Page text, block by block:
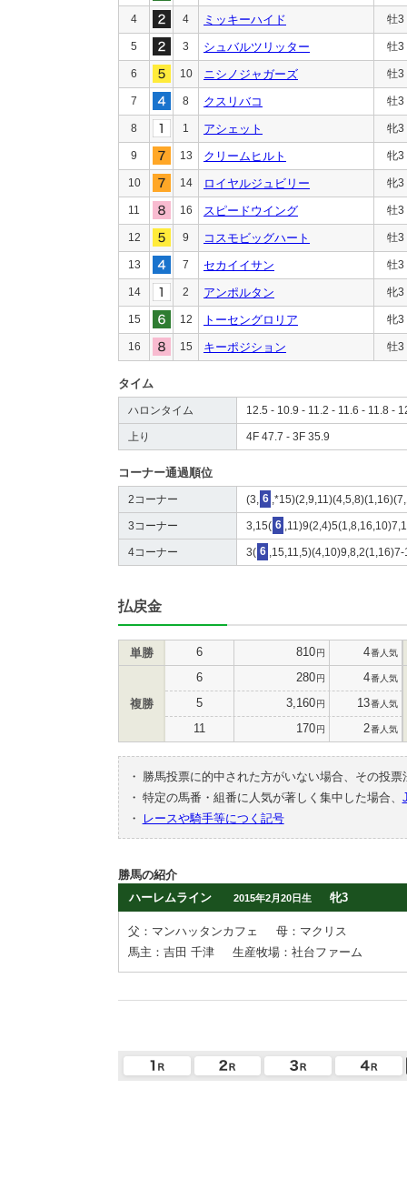
4 4 ミッキーハイド 牡3
5 3 シュバルツリッター 牡3
6 10 ニシノジャガーズ 牡3
7 8 クスリバコ 牡3
8 1 アシェット 牝3
9 13 クリームヒルト 牝3
10 14 ロイヤルジュビリー 牝3
11 16 スピードウイング 牡3
12 9 コスモビッグハート 牡3
13 7 セカイイサン 牡3
14 2 アンポルタン 牝3
15 12 トーセングロリア 牝3
16 15 キーポジション 牡3
タイム
ハロンタイム 12.5 - 10.9 - 11.2 - 11.6 - 11.8 -
上り 4F 47.7 - 3F 35.9
コーナー通過順位
2コーナー (3, 6
3コーナー 3,15( 6
4コーナー 3( 6
払戻金
単勝 6 810円 4番人気
複勝
6 280円 4番人気
5 3,160円 13番人気
11 170円 2番人気
・
勝馬投票に的中された方がいない場合、その投
・ 特定の馬番・組番に人気が著しく集中した場合、
・
レースや騎手等につく記号
勝馬の紹介
ハーレムライン
2015年2月20日生 牝3
父：マンハッタンカフェ
母：マクリス
馬主：吉田 千津
生産牧場：社台ファーム